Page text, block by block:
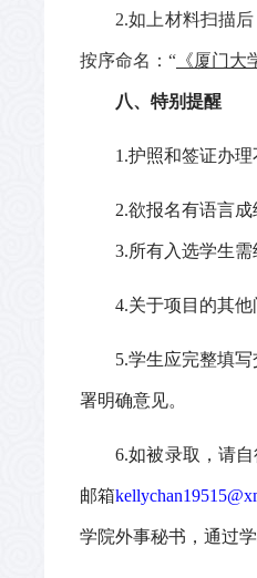
2.如上材料扫描后
按序命名： “ 《厦门大
八、特别提醒
1.护照和签证办理
2.欲报名有语言
3.所有入选学生
4.关于项目的其他
5.学生应完整填
署明确意见。
6.如被录取，请
邮箱
学院外事秘书，通过